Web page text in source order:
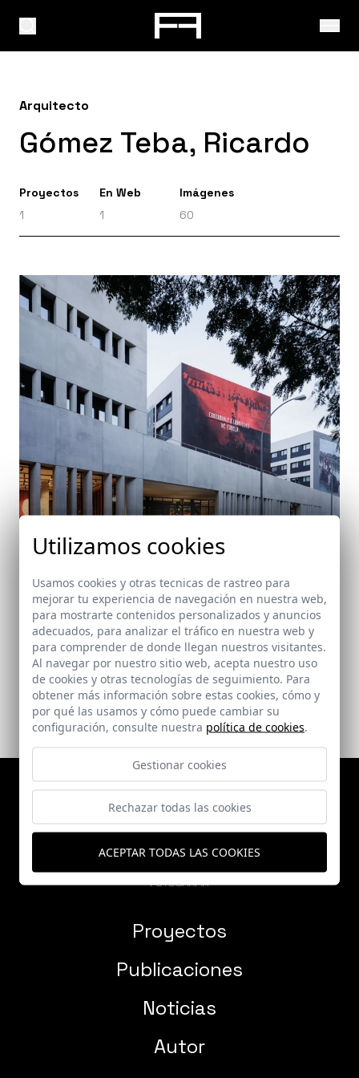
Arquitecto
Gómez Teba, Ricardo
Proyectos
1
En Web
1
Imágenes
60
Edificio para residencia de alojamiento estable y
aparcamientos. Livensa Living
Sevilla
Proyectos
Publicaciones
Noticias
Autor
Utilizamos cookies
Usamos cookies y otras tecnicas de rastreo para
mejorar tu experiencia de navegación en nuestra web,
para mostrarte contenidos personalizados y anuncios
adecuados, para analizar el tráfico en nuestra web y
para comprender de donde llegan nuestros visitantes.
Al navegar por nuestro sitio web, acepta nuestro uso
de cookies y otras tecnologías de seguimiento. Para
obtener más información sobre estas cookies, cómo y
por qué las usamos y cómo puede cambiar su
configuración, consulte nuestra política de cookies.
Gestionar cookies
Rechazar todas las cookies
ACEPTAR TODAS LAS COOKIES